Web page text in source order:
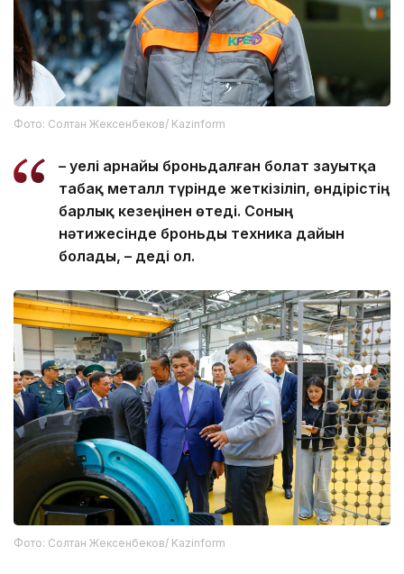
Фото: Солтан Жексенбеков/ Kazinform
– Әуелі арнайы броньдалған болат зауытқа
табақ металл түрінде жеткізіліп, өндірістің
барлық кезеңінен өтеді. Соның
нәтижесінде броньды техника дайын
болады, – деді ол.
Фото: Солтан Жексенбеков/ Kazinform